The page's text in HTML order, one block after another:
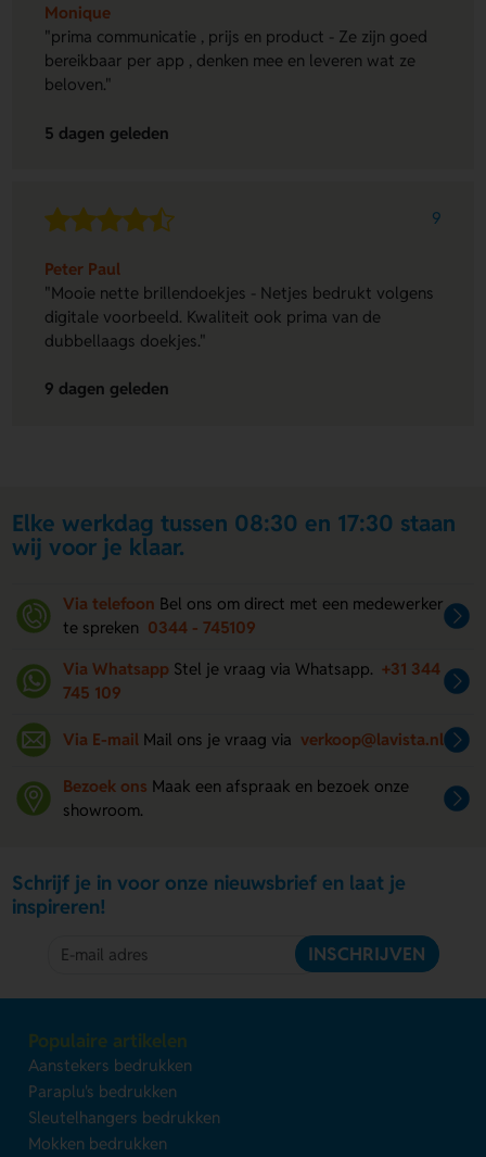
Monique
"prima communicatie , prijs en product - Ze zijn goed
bereikbaar per app , denken mee en leveren wat ze
beloven."
5 dagen geleden
9
Peter Paul
"Mooie nette brillendoekjes - Netjes bedrukt volgens
digitale voorbeeld. Kwaliteit ook prima van de
dubbellaags doekjes."
9 dagen geleden
Elke werkdag tussen 08:30 en 17:30 staan
wij voor je klaar.
Via telefoon Bel ons om direct met een medewerker
te spreken 0344 - 745109
Via Whatsapp Stel je vraag via Whatsapp. +31 344
745 109
Via E-mail Mail ons je vraag via verkoop@lavista.nl
Bezoek ons Maak een afspraak en bezoek onze
showroom.
Schrijf je in voor onze nieuwsbrief en laat je
inspireren!
INSCHRIJVEN
Populaire artikelen
Aanstekers bedrukken
Paraplu's bedrukken
Sleutelhangers bedrukken
Mokken bedrukken